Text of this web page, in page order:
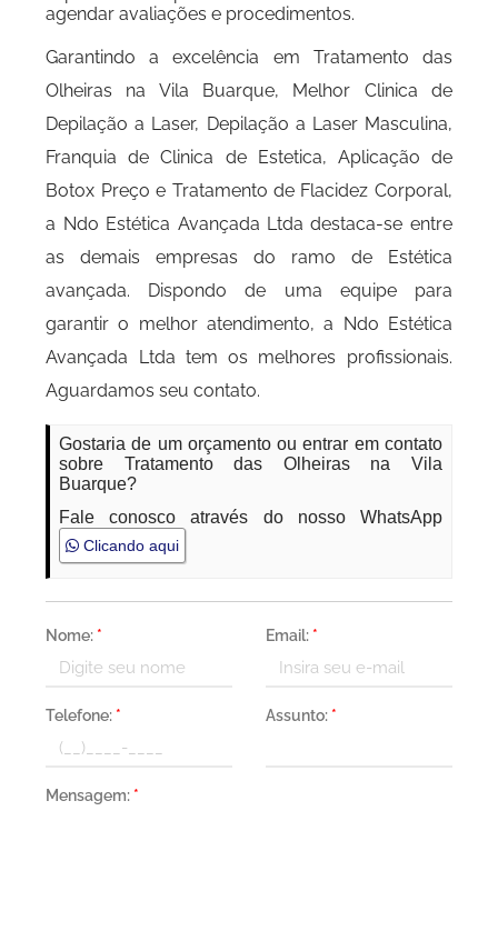
agendar avaliações e procedimentos.
Garantindo a excelência em Tratamento das
Olheiras na Vila Buarque, Melhor Clinica de
Depilação a Laser, Depilação a Laser Masculina,
Franquia de Clinica de Estetica, Aplicação de
Botox Preço e Tratamento de Flacidez Corporal,
a Ndo Estética Avançada Ltda destaca-se entre
as demais empresas do ramo de Estética
avançada. Dispondo de uma equipe para
garantir o melhor atendimento, a Ndo Estética
Avançada Ltda tem os melhores profissionais.
Aguardamos seu contato.
Gostaria de um orçamento ou entrar em contato
sobre Tratamento das Olheiras na Vila
Buarque?
Fale conosco através do nosso WhatsApp
Clicando aqui
Nome: * Email: *
Telefone: * Assunto: *
Mensagem: *